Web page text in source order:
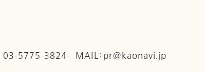
03-5775-3824 MAIL：pr@kaonavi.jp